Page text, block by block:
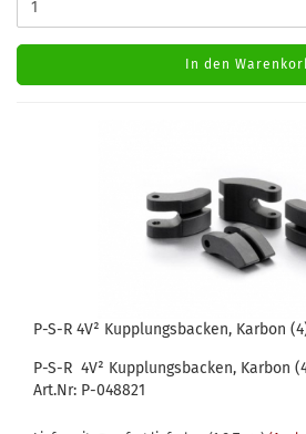
In den
P-S-R 4V² Kupplungsbacken, Karbon
P-S-R 4V² Kupplungsbacken, Karbon
Art.Nr: P-048821